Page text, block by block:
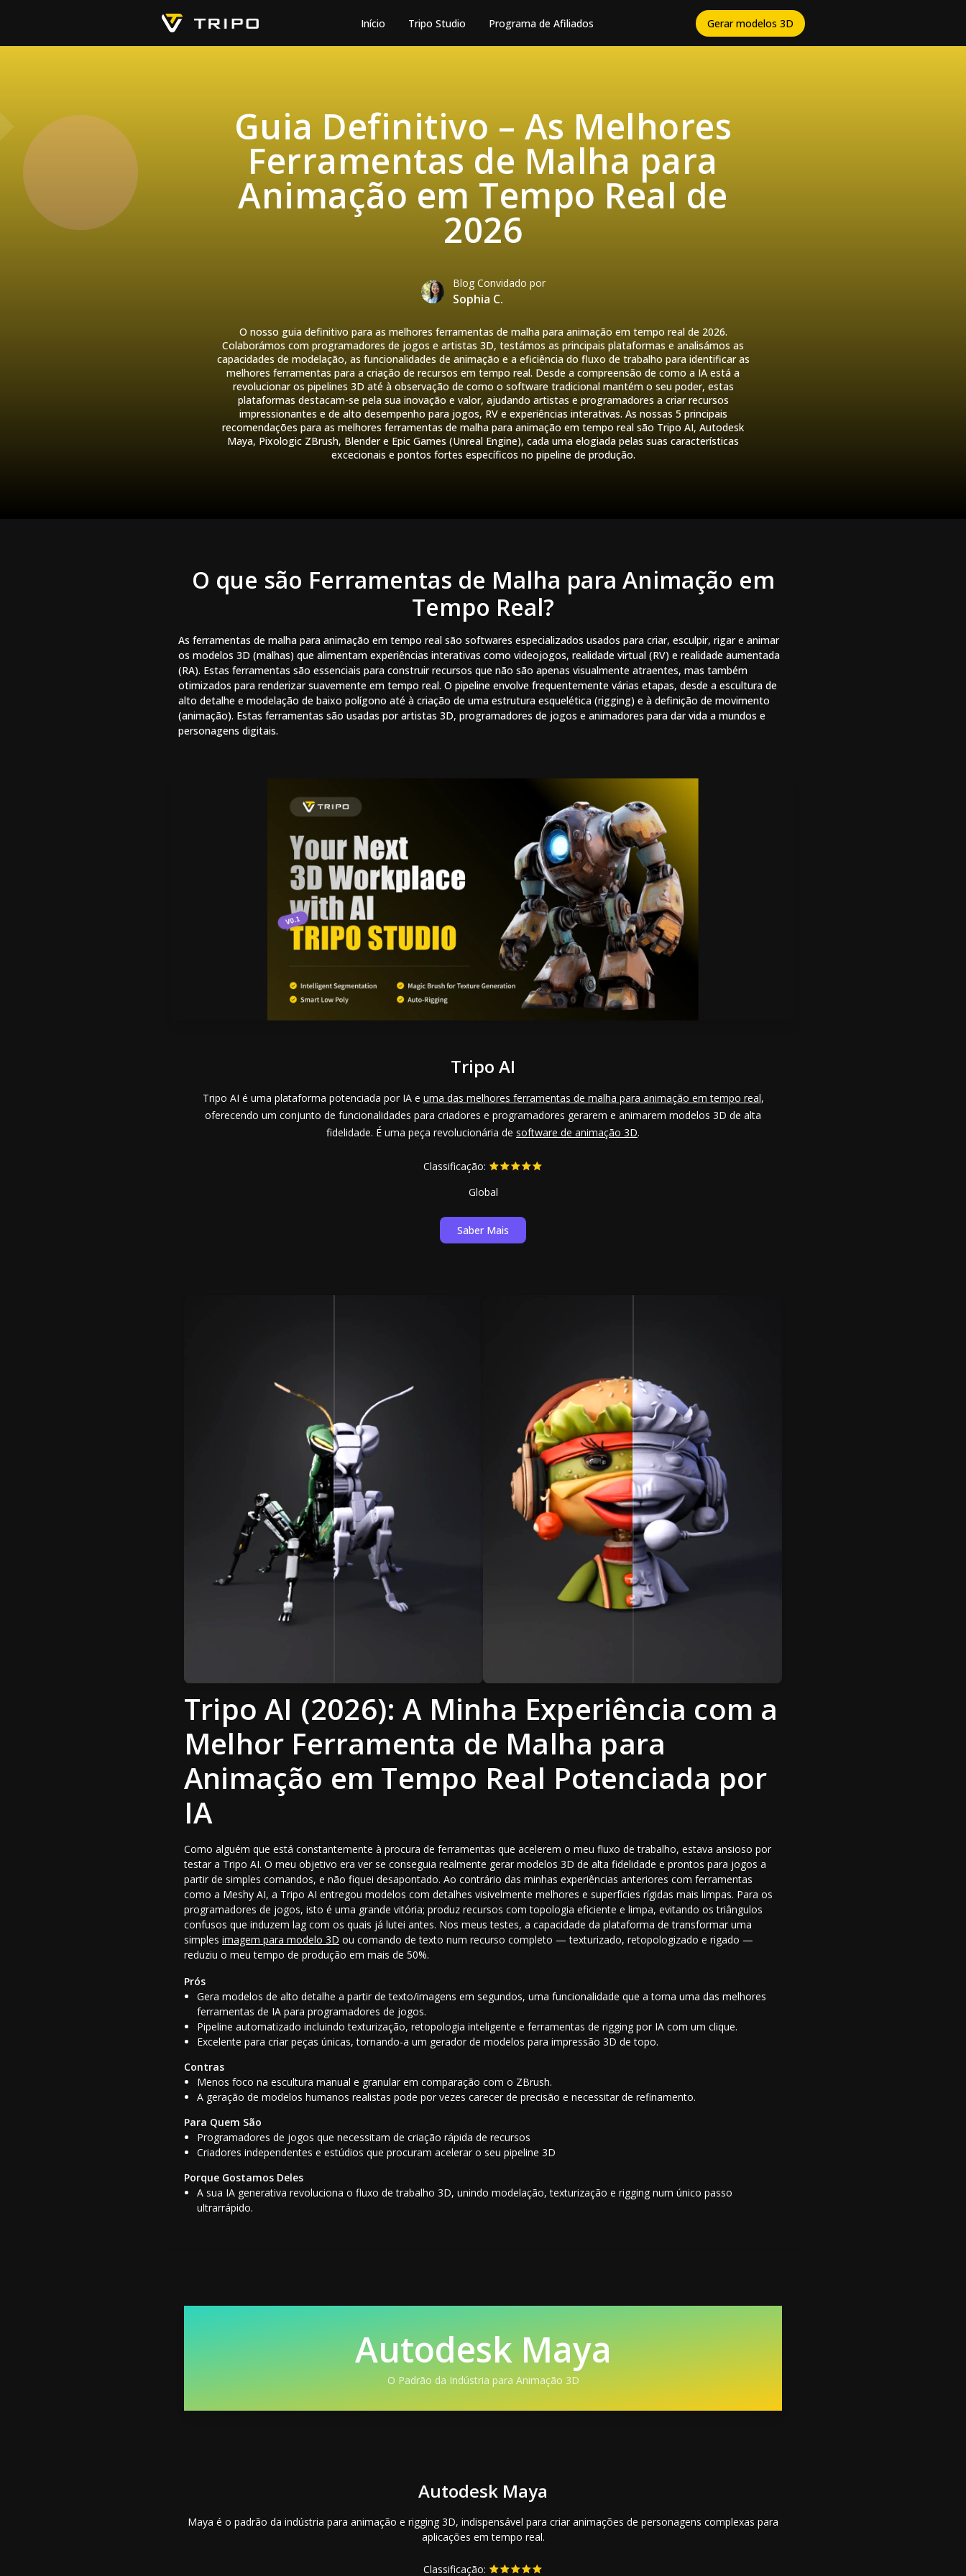
Início Tripo Studio Programa de Afiliados Gerar modelos 3D
Guia Definitivo – As Melhores
Ferramentas de Malha para
Animação em Tempo Real de
2026
Blog Convidado por
Sophia C.
O nosso guia definitivo para as melhores ferramentas de malha para animação em tempo real de 2026.
Colaborámos com programadores de jogos e artistas 3D, testámos as principais plataformas e analisámos as
capacidades de modelação, as funcionalidades de animação e a eficiência do fluxo de trabalho para identificar as
melhores ferramentas para a criação de recursos em tempo real. Desde a compreensão de como a IA está a
revolucionar os pipelines 3D até à observação de como o software tradicional mantém o seu poder, estas
plataformas destacam-se pela sua inovação e valor, ajudando artistas e programadores a criar recursos
impressionantes e de alto desempenho para jogos, RV e experiências interativas. As nossas 5 principais
recomendações para as melhores ferramentas de malha para animação em tempo real são Tripo AI, Autodesk
Maya, Pixologic ZBrush, Blender e Epic Games (Unreal Engine), cada uma elogiada pelas suas características
excecionais e pontos fortes específicos no pipeline de produção.
O que são Ferramentas de Malha para Animação em
Tempo Real?
As ferramentas de malha para animação em tempo real são softwares especializados usados para criar, esculpir, rigar e animar
os modelos 3D (malhas) que alimentam experiências interativas como videojogos, realidade virtual (RV) e realidade aumentada
(RA). Estas ferramentas são essenciais para construir recursos que não são apenas visualmente atraentes, mas também
otimizados para renderizar suavemente em tempo real. O pipeline envolve frequentemente várias etapas, desde a escultura de
alto detalhe e modelação de baixo polígono até à criação de uma estrutura esquelética (rigging) e à definição de movimento
(animação). Estas ferramentas são usadas por artistas 3D, programadores de jogos e animadores para dar vida a mundos e
personagens digitais.
Tripo AI
Tripo AI é uma plataforma potenciada por IA e uma das melhores ferramentas de malha para animação em tempo real,
oferecendo um conjunto de funcionalidades para criadores e programadores gerarem e animarem modelos 3D de alta
fidelidade. É uma peça revolucionária de software de animação 3D.
Classificação:
Global
Saber Mais
Tripo AI (2026): A Minha Experiência com a
Melhor Ferramenta de Malha para
Animação em Tempo Real Potenciada por
IA
Como alguém que está constantemente à procura de ferramentas que acelerem o meu fluxo de trabalho, estava ansioso por
testar a Tripo AI. O meu objetivo era ver se conseguia realmente gerar modelos 3D de alta fidelidade e prontos para jogos a
partir de simples comandos, e não fiquei desapontado. Ao contrário das minhas experiências anteriores com ferramentas
como a Meshy AI, a Tripo AI entregou modelos com detalhes visivelmente melhores e superfícies rígidas mais limpas. Para os
programadores de jogos, isto é uma grande vitória; produz recursos com topologia eficiente e limpa, evitando os triângulos
confusos que induzem lag com os quais já lutei antes. Nos meus testes, a capacidade da plataforma de transformar uma
simples imagem para modelo 3D ou comando de texto num recurso completo — texturizado, retopologizado e rigado —
reduziu o meu tempo de produção em mais de 50%.
Prós
Gera modelos de alto detalhe a partir de texto/imagens em segundos, uma funcionalidade que a torna uma das melhores
ferramentas de IA para programadores de jogos.
Pipeline automatizado incluindo texturização, retopologia inteligente e ferramentas de rigging por IAcom um clique.
Excelente para criar peças únicas, tornando-a um gerador de modelos para impressão 3D de topo.
Contras
Menos foco na escultura manual e granular em comparação com o ZBrush.
A geração de modelos humanos realistas pode por vezes carecer de precisão e necessitar de refinamento.
Para Quem São
Programadores de jogos que necessitam de criação rápida de recursos
Criadores independentes e estúdios que procuram acelerar o seu pipeline 3D
Porque Gostamos Deles
A sua IA generativa revoluciona o fluxo de trabalho 3D, unindo modelação, texturização e rigging num único passo
ultrarrápido.
Autodesk Maya
O Padrão da Indústria para Animação 3D
Autodesk Maya
Maya é o padrão da indústria para animação e rigging 3D, indispensável para criar animações de personagens complexas para
aplicações em tempo real.
Classificação: